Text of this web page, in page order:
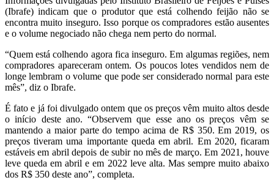
(Ibrafe) indicam que o produtor que está colhendo feijão não se
encontra muito inseguro. Isso porque os compradores estão ausentes
e o volume negociado não chega nem perto do normal.
“Quem está colhendo agora fica inseguro. Em algumas regiões, nem
compradores apareceram ontem. Os poucos lotes vendidos nem de
longe lembram o volume que pode ser considerado normal para este
mês”, diz o Ibrafe.
É fato e já foi divulgado ontem que os preços vêm muito altos desde
o início deste ano. “Observem que esse ano os preços vêm se
mantendo a maior parte do tempo acima de R$ 350. Em 2019, os
preços tiveram uma importante queda em abril. Em 2020, ficaram
estáveis em abril depois de subir no mês de março. Em 2021, houve
leve queda em abril e em 2022 leve alta. Mas sempre muito abaixo
dos R$ 350 deste ano”, completa.